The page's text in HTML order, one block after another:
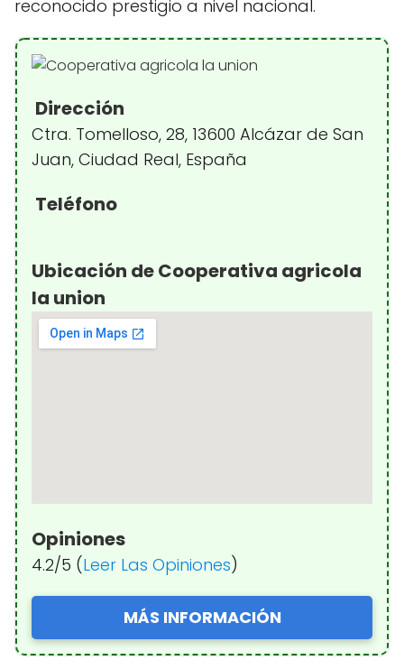
reconocido prestigio a nivel nacional.
Dirección
Ctra. Tomelloso, 28, 13600 Alcázar de San
Juan, Ciudad Real, España
Teléfono
Ubicación de Cooperativa agricola
la union
Opiniones
4.2/5 (Leer Las Opiniones)
MÁS INFORMACIÓN